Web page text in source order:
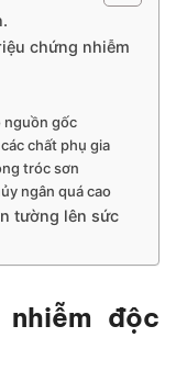
chứng nhiễm
nguồn gốc
chất phụ gia
tróc sơn
ngân quá cao
tường lên sức
độc